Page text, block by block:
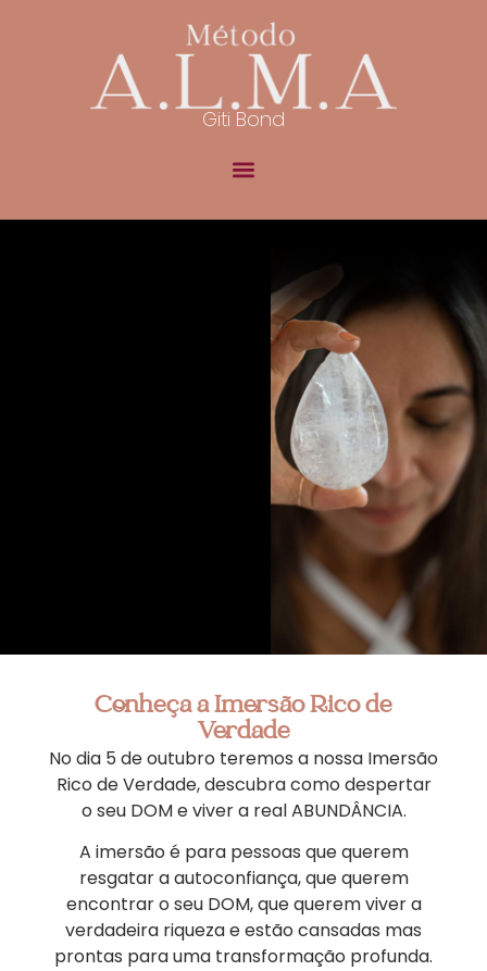
Giti Bond
Conheça a Imersão Rico de
Verdade
No dia 5 de outubro teremos a nossa Imersão
Rico de Verdade, descubra como despertar
o seu DOM e viver a real ABUNDÂNCIA.
A imersão é para pessoas que querem
resgatar a autoconfiança, que querem
encontrar o seu DOM, que querem viver a
verdadeira riqueza e estão cansadas mas
prontas para uma transformação profunda.